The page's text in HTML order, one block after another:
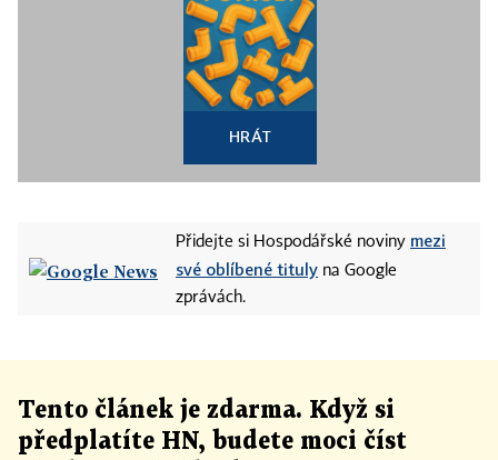
HRÁT
Přidejte si Hospodářské noviny mezi
své oblíbené tituly na Google
zprávách.
Tento článek je zdarma. Když si
předplatíte HN, budete moci číst